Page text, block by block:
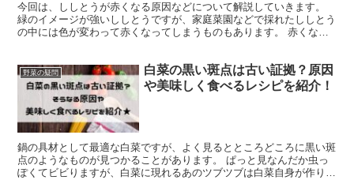
今回は、ししとうが赤くなる原因などについて解説していきます。
緑のイメージが強いししとうですが、家庭菜園などで採れたししとう
の中には色が変わって赤くなってしまうものもあります。 赤くなる
野菜の疑問
白菜の黒い斑点は古い証拠？原因
や美味しく食べるレシピを紹介！
鍋の具材として最適な白菜ですが、よく見るとところどころに黒い斑
点のようなものが見つかることがあります。 ぱっと見なんだか虫っ
ぽくてビビりますが、白菜に現れるあのツブツブは白菜自身が作り出